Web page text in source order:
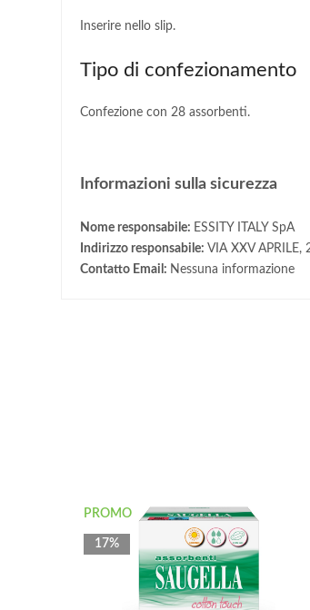
Inserire nello slip.
Tipo di confezionamento
Confezione con 28 assorbenti.
Informazioni sulla sicurezza
Nome responsabile: ESSITY ITALY SpA
Indirizzo responsabile: VIA XXV APRILE,
Contatto Email: Nessuna informazione
PROMO
17%